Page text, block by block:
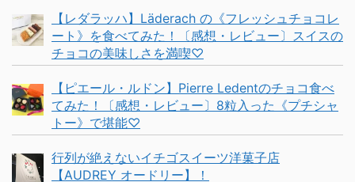
【レダラッハ】Läderach の《フレッシュチョコレ
ート》を食べてみた！〔感想・レビュー〕スイスの
チョコの美味しさを満喫♡
【ピエール・ルドン】Pierre Ledentのチョコ食べ
てみた！〔感想・レビュー〕8粒入った《プチシャ
トー》で堪能♡
行列が絶えないイチゴスイーツ洋菓子店
【AUDREY オードリー】！